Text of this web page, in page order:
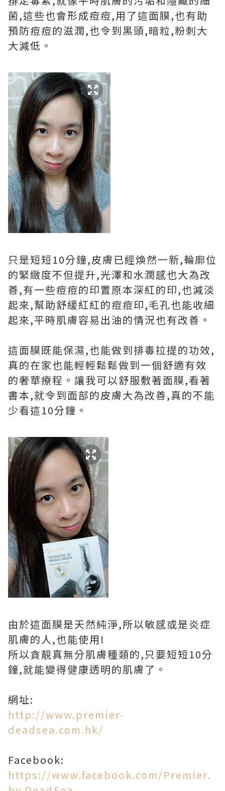
菌,這些也會形成痘痘,用了這面膜,也有助
預防痘痘的滋潤,也令到黑頭,暗粒,粉刺大
大減低。
只是短短10分鐘,皮膚已經煥然一新,輪廓位
的緊緻度不但提升,光澤和水潤感也大為改
善,有一些痘痘的印置原本深紅的印,也減淡
起來,幫助舒緩紅紅的痘痘印,毛孔也能收細
起來,平時肌膚容易出油的情況也有改善。
這面膜既能保濕,也能做到排毒拉提的功效,
真的在家也能輕輕鬆鬆做到一個舒適有效
的奢華療程。讓我可以舒服敷著面膜,看著
書本,就令到面部的皮膚大為改善,真的不能
少看這10分鐘。
由於這面膜是天然純淨,所以敏感或是炎症
肌膚的人,也能使用!
所以貪靚真無分肌膚種類的,只要短短10分
鐘,就能變得健康透明的肌膚了。
網址:
http://www.premier-
deadsea.com.hk/
Facebook:
https://www.facebook.com/Premier.